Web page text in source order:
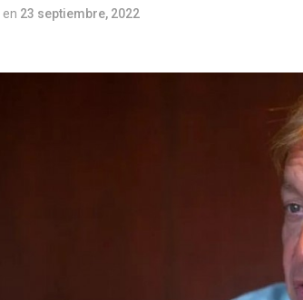
en 23 septiembre, 2022